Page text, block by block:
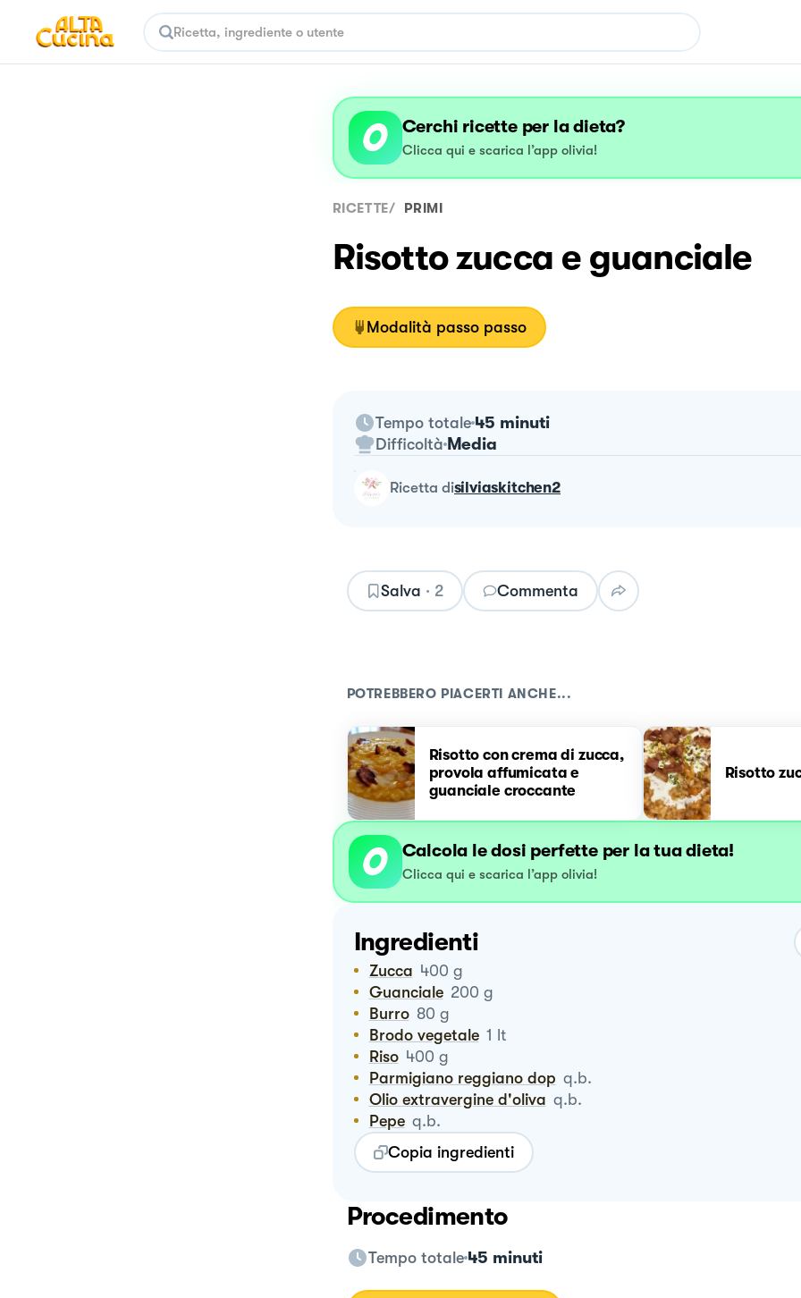
Cerchi ricette per la dieta?
Clicca qui e scarica l’app olivia!
RICETTE/ PRIMI
Risotto zucca e guanciale
Modalità passo passo
Tempo totale 45 minuti
Difficoltà Media
ricetta disilviaskitchen2
Salva · 2 Commenta
POTREBBERO PIACERTI ANCHE...
Risotto con crema di zucca,
provola affumicata e
guanciale croccante
Risotto
Calcola le dosi perfette per la tua dieta!
Clicca qui e scarica l’app olivia!
Ingredienti
Zucca 400 g
Guanciale 200 g
Burro 80 g
Brodo vegetale 1 lt
Riso 400 g
Parmigiano reggiano dop q.b.
Olio extravergine d'oliva q.b.
Pepe q.b.
Copia ingredienti
Procedimento
Tempo totale 45 minuti